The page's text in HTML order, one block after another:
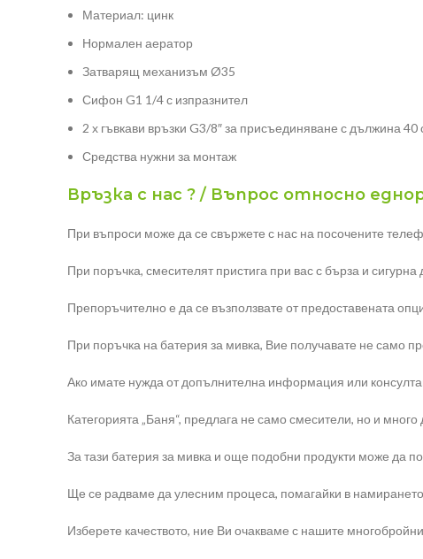
Материал: цинк
Нормален аератор
Затварящ механизъм Ø35
Сифон G1 1/4 с изпразнител
2 х гъвкави връзки G3/8″ за присъединяване с дължина 40
Средства нужни за монтаж
Връзка с нас ? / Въпрос относно
При въпроси може да се свържете с нас на посочените
При поръчка, смесителят пристига при вас с бърза и
Препоръчително е да се възползвате от предоставената
При поръчка на батерия за мивка, Вие получавате не само
Ако имате нужда от допълнителна информация или
Категорията „Баня“, предлага не само смесители, но и
За тази батерия за мивка и още подобни продукти може да
Ще се радваме да улесним процеса, помагайки в
Изберете качеството, ние Ви очакваме с нашите